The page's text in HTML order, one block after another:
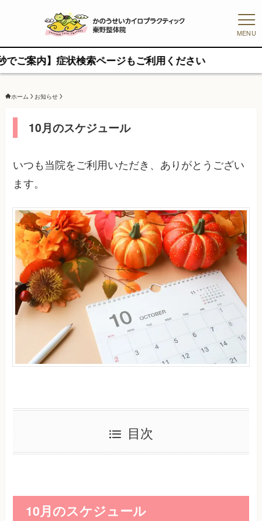
MENU
】症状検索ページもご利用ください
ホーム お知らせ
10月のスケジュール
いつも当院をご利用いただき、ありがとうござい
ます。
目次
10月のスケジュール